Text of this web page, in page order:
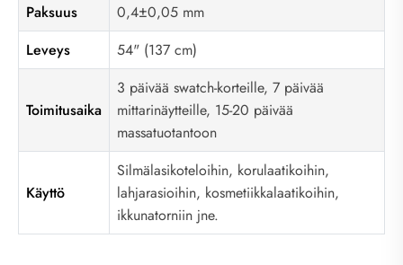
Paksuus
0,4±0,05 mm
Leveys
54" (137 cm)
Toimitusaika
3 päivää swatch-korteille, 7 päivää
mittarinäytteille, 15-20 päivää
massatuotantoon
Käyttö
Silmälasikoteloihin, korulaatikoihin,
lahjarasioihin, kosmetiikkalaatikoihin,
ikkunatorniin jne.